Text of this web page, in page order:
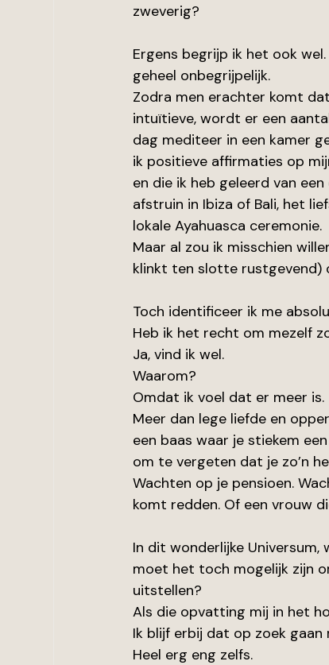
zweverig?
Ergens begrijp ik het ook
geheel onbegrijpelijk.
Zodra men erachter komt
intuïtieve, wordt er een
dag mediteer in een kamer
ik positieve affirmaties op
en die ik heb geleerd van
afstruin in Ibiza of Bali, het
lokale Ayahuasca ceremonie.
Maar al zou ik misschien
klinkt ten slotte rustgevend)
Toch identificeer ik me
Heb ik het recht om mezelf
Ja, vind ik wel.
Waarom?
Omdat ik voel dat er meer is.
Meer dan lege liefde en
een baas waar je stiekem
om te vergeten dat je zo’n
Wachten op je pensioen.
komt redden. Of een vrouw
In dit wonderlijke Universum,
moet het toch mogelijk zijn
uitstellen?
Als die opvatting mij in het
Ik blijf erbij dat op zoek gaan
Heel erg eng zelfs.